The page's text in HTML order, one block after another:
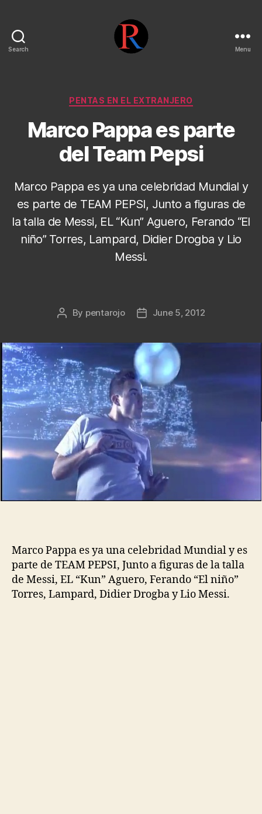
Search Menu
Categories
PENTAS EN EL EXTRANJERO
Marco Pappa es parte
del Team Pepsi
Marco Pappa es ya una celebridad Mundial y
es parte de TEAM PEPSI, Junto a figuras de
la talla de Messi, EL “Kun” Aguero, Ferando “El
niño” Torres, Lampard, Didier Drogba y Lio
Messi.
Post
By pentarojo
PostJune 5, 2012
Marco Pappa es ya una celebridad Mundial y es
parte de TEAM PEPSI, Junto a figuras de la talla
de Messi, EL “Kun” Aguero, Ferando “El niño”
Torres, Lampard, Didier Drogba y Lio Messi.